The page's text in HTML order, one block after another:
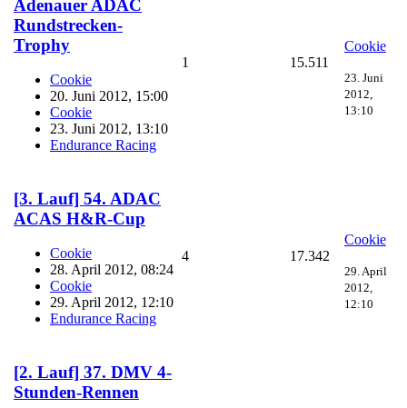
Adenauer ADAC
Rundstrecken-
Trophy
Cookie
20. Juni 2012, 15:00
Cookie
23. Juni 2012, 13:10
Endurance Racing
1 15.511
Cookie
23. Juni
2012,
13:10
[3. Lauf] 54. ADAC
ACAS H&R-Cup
Cookie
28. April 2012, 08:24
Cookie
29. April 2012, 12:10
Endurance Racing
4 17.342
Cookie
29. April
2012,
12:10
[2. Lauf] 37. DMV 4-
Stunden-Rennen